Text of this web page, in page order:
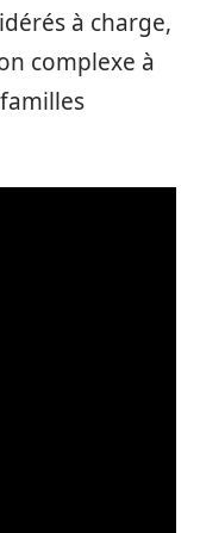
à charge,
complexe à